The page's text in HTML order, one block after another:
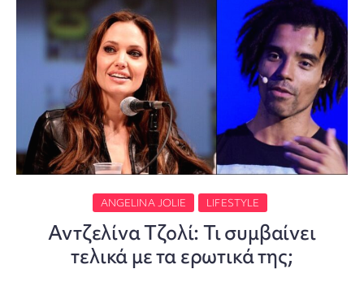
ANGELINA JOLIE LIFESTYLE
Αντζελίνα Τζολί: Τι συμβαίνει
τελικά με τα ερωτικά της;